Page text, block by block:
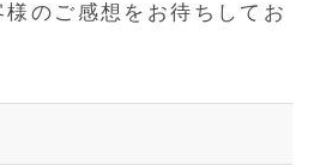
のご感想をお待ちしてお